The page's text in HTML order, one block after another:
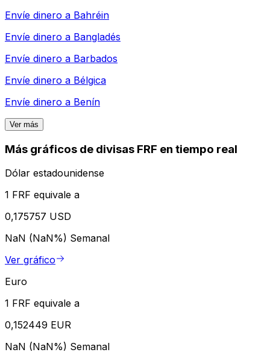
Envíe dinero a Bahréin
Envíe dinero a Bangladés
Envíe dinero a Barbados
Envíe dinero a Bélgica
Envíe dinero a Benín
Ver más
Más gráficos de divisas FRF en tiempo real
Dólar estadounidense
1 FRF equivale a
0,175757 USD
NaN (NaN%) Semanal
Ver gráfico
Euro
1 FRF equivale a
0,152449 EUR
NaN (NaN%) Semanal